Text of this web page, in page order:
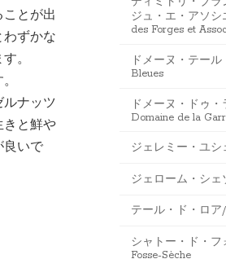
とが出
ずかな
。
ナッツ
きと鮮や
良いで
ジュ・エ・アソシ
des Forges et
ドメーヌ・テー
Bleues
ドメーヌ・ドゥ
Domaine de la
ジェレミー・ユシ
ジェローム・シェ
テール・ド・ロア
シャトー・ド・フ
Fosse-Sèche